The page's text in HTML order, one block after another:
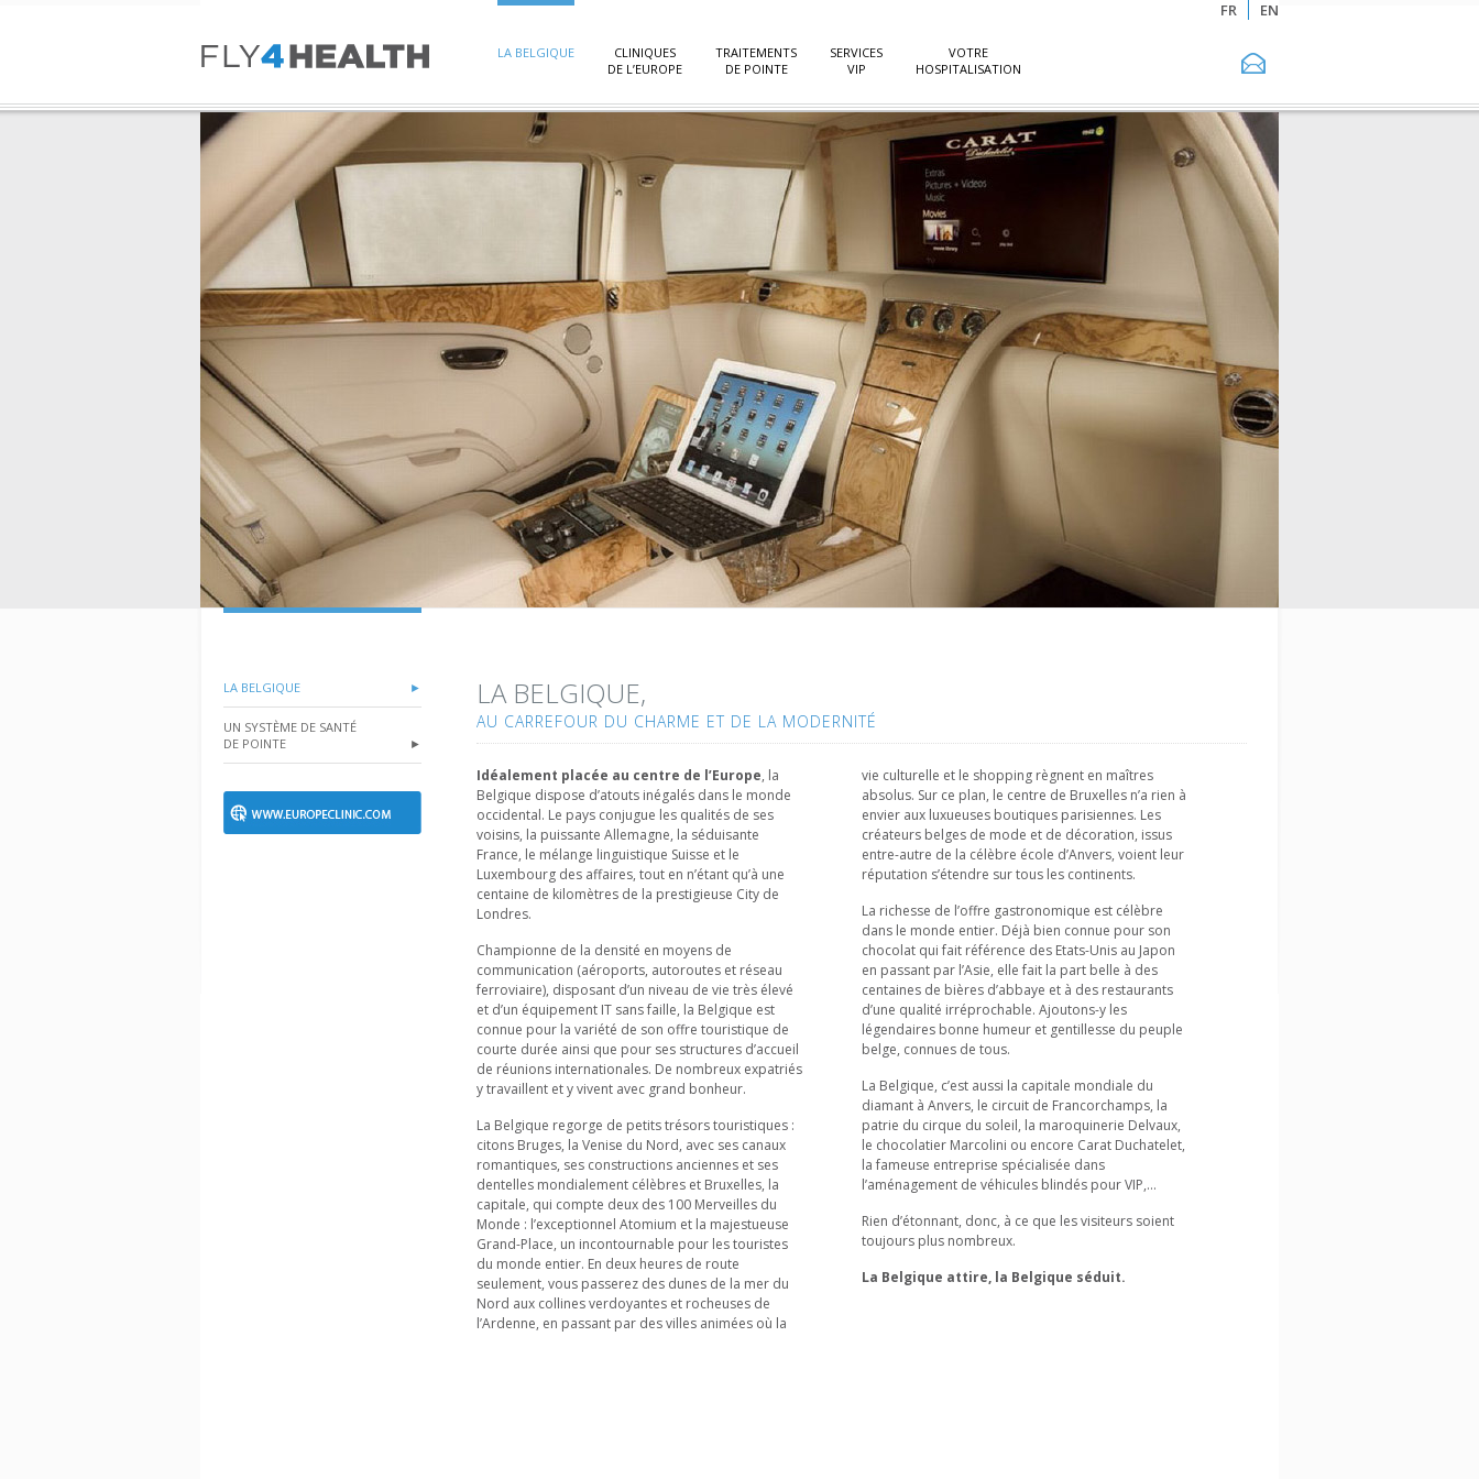
FR EN
LA BELGIQUE
CLINIQUES
DE L’EUROPE
TRAITEMENTS
DE POINTE
SERVICES
VIP
VOTRE
HOSPITALISATION
LA BELGIQUE ►
UN SYSTÈME DE SANTÉ
DE POINTE
►
LA BELGIQUE,
AU CARREFOUR DU CHARME ET DE LA MODERNITÉ
Idéalement placée au centre de l’Europe, la
Belgique dispose d’atouts inégalés dans le monde
occidental. Le pays conjugue les qualités de ses
voisins, la puissante Allemagne, la séduisante
France, le mélange linguistique Suisse et le
Luxembourg des affaires, tout en n’étant qu’à une
centaine de kilomètres de la prestigieuse City de
Londres.
Championne de la densité en moyens de
communication (aéroports, autoroutes et réseau
ferroviaire), disposant d’un niveau de vie très élevé
et d’un équipement IT sans faille, la Belgique est
connue pour la variété de son offre touristique de
courte durée ainsi que pour ses structures d’accueil
de réunions internationales. De nombreux expatriés
y travaillent et y vivent avec grand bonheur.
La Belgique regorge de petits trésors touristiques :
citons Bruges, la Venise du Nord, avec ses canaux
romantiques, ses constructions anciennes et ses
dentelles mondialement célèbres et Bruxelles, la
capitale, qui compte deux des 100 Merveilles du
Monde : l’exceptionnel Atomium et la majestueuse
Grand-Place, un incontournable pour les touristes
du monde entier. En deux heures de route
seulement, vous passerez des dunes de la mer du
Nord aux collines verdoyantes et rocheuses de
l’Ardenne, en passant par des villes animées où la
vie culturelle et le shopping règnent en maîtres
absolus. Sur ce plan, le centre de Bruxelles n’a rien à
envier aux luxueuses boutiques parisiennes. Les
créateurs belges de mode et de décoration, issus
entre-autre de la célèbre école d’Anvers, voient leur
réputation s’étendre sur tous les continents.
La richesse de l’offre gastronomique est célèbre
dans le monde entier. Déjà bien connue pour son
chocolat qui fait référence des Etats-Unis au Japon
en passant par l’Asie, elle fait la part belle à des
centaines de bières d’abbaye et à des restaurants
d’une qualité irréprochable. Ajoutons-y les
légendaires bonne humeur et gentillesse du peuple
belge, connues de tous.
La Belgique, c’est aussi la capitale mondiale du
diamant à Anvers, le circuit de Francorchamps, la
patrie du cirque du soleil, la maroquinerie Delvaux,
le chocolatier Marcolini ou encore Carat Duchatelet,
la fameuse entreprise spécialisée dans
l’aménagement de véhicules blindés pour VIP,...
Rien d’étonnant, donc, à ce que les visiteurs soient
toujours plus nombreux.
La Belgique attire, la Belgique séduit.